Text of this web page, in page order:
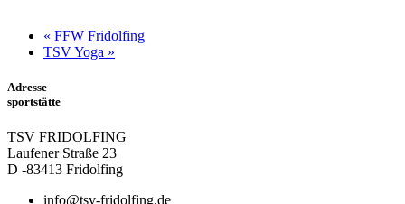
« FFW Fridolfing
TSV Yoga »
Adresse
sportstätte
TSV FRIDOLFING
Laufener Straße 23
D -83413 Fridolfing
info@tsv-fridolfing.de